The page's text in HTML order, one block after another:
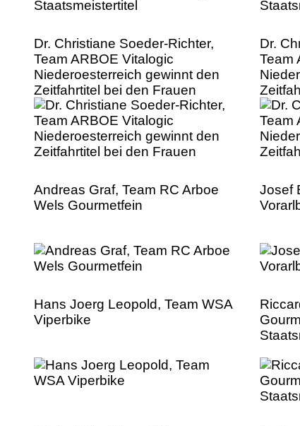
Dr. Christiane Soeder-Richter,
Team ARBOE Vitalogic
Niederoesterreich gewinnt den
Zeitfahrtitel bei den Frauen
Dr.
Team
Andreas Graf, Team RC Arboe
Wels Gourmetfein
Josef
Hans Joerg Leopold, Team WSA
Viperbike